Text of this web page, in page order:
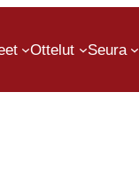
Ottelut Seura